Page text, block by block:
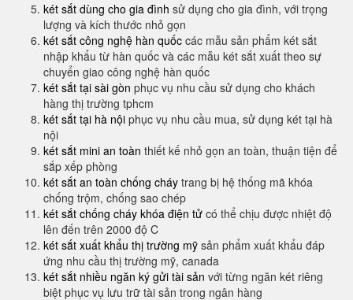
két sắt dùng cho gia đình sử dụng cho gia đình, với trọng
lượng và kích thước nhỏ gọn
két sắt công nghệ hàn quốc các mẫu sản phẩm két sắt
nhập khẩu từ hàn quốc và các mẫu két sắt xuất theo sự
chuyển giao công nghệ hàn quốc
két sắt tại sài gòn phục vụ nhu cầu sử dụng cho khách
hàng thị trường tphcm
két sắt tại hà nội phục vụ nhu cầu mua, sử dụng két tại hà
nội
két sắt mini an toàn thiết kế nhỏ gọn an toàn, thuận tiện để
sắp xếp phòng
két sắt an toàn chống cháy trang bị hệ thống mã khóa
chống trộm, chống sao chép
két sắt chống cháy khóa điện tử có thể chịu được nhiệt độ
lên đến trên 2000 độ C
két sắt xuất khẩu thị trường mỹ sản phẩm xuất khẩu đáp
ứng nhu cầu thị trường mỹ, canada
két sắt nhiều ngăn ký gửi tài sản với từng ngăn két riêng
biệt phục vụ lưu trữ tài sản trong ngân hàng